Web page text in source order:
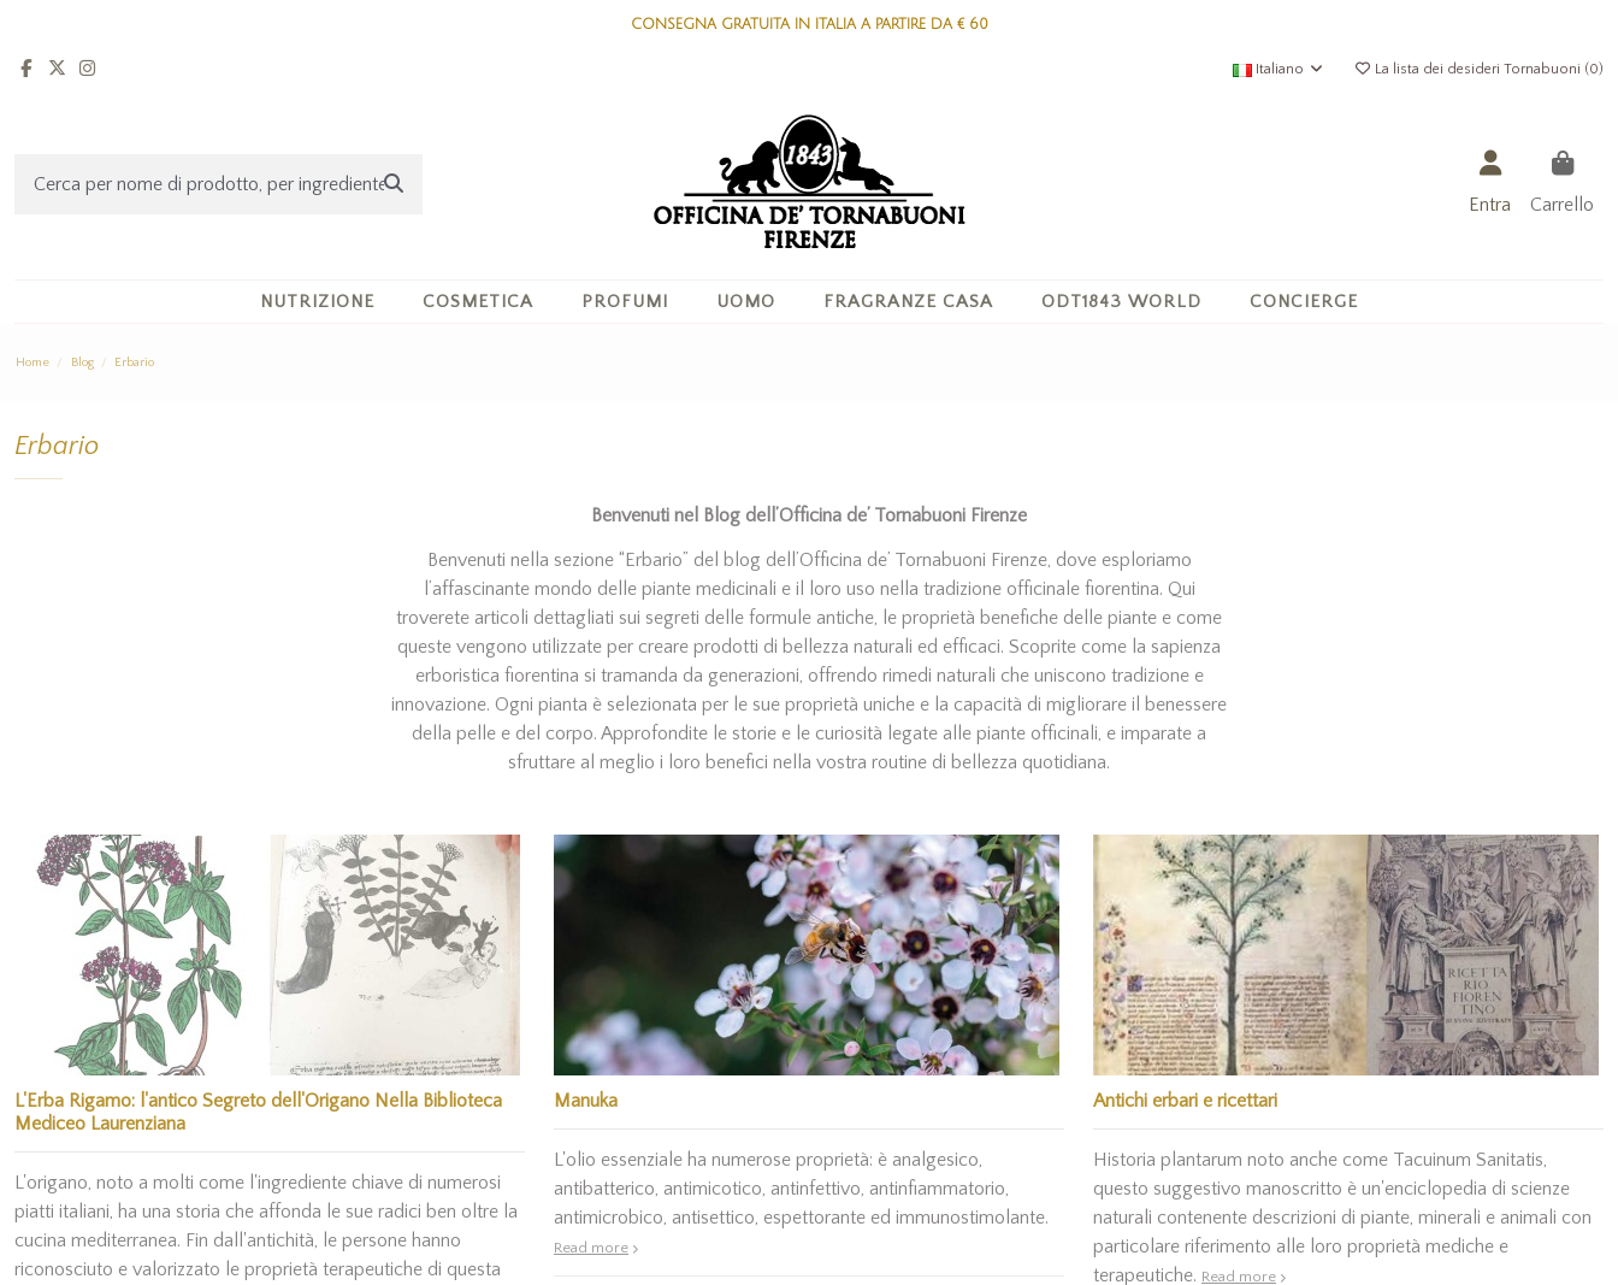
CONSEGNA GRATUITA IN ITALIA A PARTIRE DA € 60
Italiano La lista dei desideri Tornabuoni (0)
Entra Carrello
NUTRIZIONE COSMETICA PROFUMI UOMO FRAGRANZE CASA ODT1843 WORLD CONCIERGE
Home Blog Erbario
Erbario
Benvenuti nel Blog dell’Officina de’ Tornabuoni Firenze
Benvenuti nella sezione “Erbario” del blog dell’Officina de’ Tornabuoni Firenze, dove esploriamo
l’affascinante mondo delle piante medicinali e il loro uso nella tradizione officinale fiorentina. Qui
troverete articoli dettagliati sui segreti delle formule antiche, le proprietà benefiche delle piante e come
queste vengono utilizzate per creare prodotti di bellezza naturali ed efficaci. Scoprite come la sapienza
erboristica fiorentina si tramanda da generazioni, offrendo rimedi naturali che uniscono tradizione e
innovazione. Ogni pianta è selezionata per le sue proprietà uniche e la capacità di migliorare il benessere
della pelle e del corpo. Approfondite le storie e le curiosità legate alle piante officinali, e imparate a
sfruttare al meglio i loro benefici nella vostra routine di bellezza quotidiana.
L'Erba Rigamo: l'antico Segreto dell'Origano Nella Biblioteca
Mediceo Laurenziana
L'origano, noto a molti come l'ingrediente chiave di numerosi
piatti italiani, ha una storia che affonda le sue radici ben oltre la
cucina mediterranea. Fin dall'antichità, le persone hanno
riconosciuto e valorizzato le proprietà terapeutiche di questa
Manuka
L'olio essenziale ha numerose proprietà: è analgesico,
antibatterico, antimicotico, antinfettivo, antinfiammatorio,
antimicrobico, antisettico, espettorante ed immunostimolante.
Read more
Antichi erbari e ricettari
Historia plantarum noto anche come Tacuinum Sanitatis,
questo suggestivo manoscritto è un'enciclopedia di scienze
naturali contenente descrizioni di piante, minerali e animali con
particolare riferimento alle loro proprietà mediche e
terapeutiche. Read more